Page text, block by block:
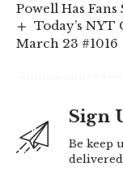
Powell Has Fans
Today’s
March 23 #1016
Sign
Be keep